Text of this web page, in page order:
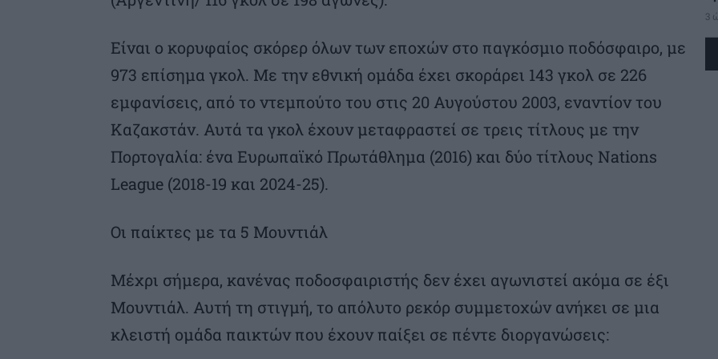
Είναι ο κορυφαίος σκόρερ όλων των εποχών στο παγκόσμιο ποδόσφαιρο, με
973 επίσημα γκολ. Με την εθνική ομάδα έχει σκοράρει 143 γκολ σε 226
εμφανίσεις, από το ντεμπούτο του στις 20 Αυγούστου 2003, εναντίον του
Καζακστάν. Αυτά τα γκολ έχουν μεταφραστεί σε τρεις τίτλους με την
Πορτογαλία: ένα Ευρωπαϊκό Πρωτάθλημα (2016) και δύο τίτλους Nations
League (2018-19 και 2024-25).
Οι παίκτες με τα 5 Μουντιάλ
Μέχρι σήμερα, κανένας ποδοσφαιριστής δεν έχει αγωνιστεί ακόμα σε έξι
Μουντιάλ. Αυτή τη στιγμή, το απόλυτο ρεκόρ συμμετοχών ανήκει σε μια
κλειστή ομάδα παικτών που έχουν παίξει σε πέντε διοργανώσεις:
3